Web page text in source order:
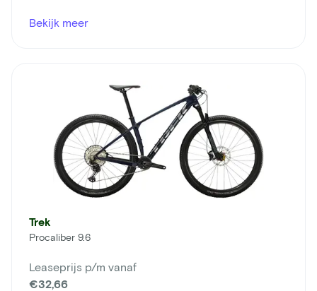
Bekijk meer
Trek
Procaliber 9.6
Leaseprijs p/m vanaf
€32,66